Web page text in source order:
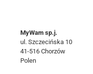
MyWam sp.j.
ul. Szczecińska 10
41-516 Chorzów
Polen